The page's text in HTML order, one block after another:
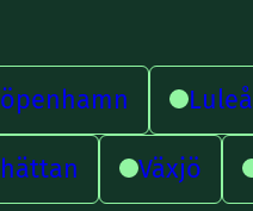
Luleå
Växjö